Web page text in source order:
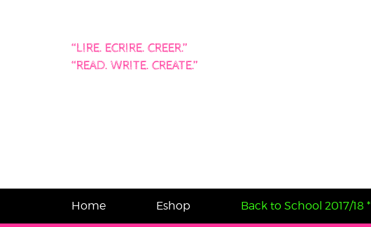
“LIRE. ECRIRE. CREER.”
“READ. WRITE. CREATE.”
Home Eshop Back to School 2017/18 *